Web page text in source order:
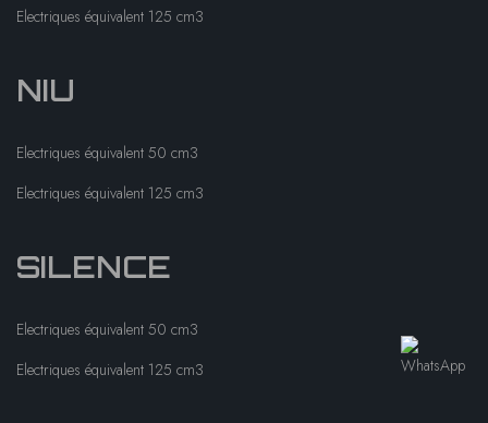
Electriques équivalent 125 cm3
NIU
Electriques équivalent 50 cm3
Electriques équivalent 125 cm3
SILENCE
Electriques équivalent 50 cm3
Electriques équivalent 125 cm3